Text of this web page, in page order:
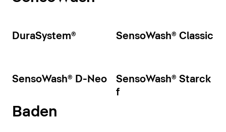
DuraSystem® SensoWash® Classic
SensoWash® D-Neo
SensoWash® Starck
f
Baden